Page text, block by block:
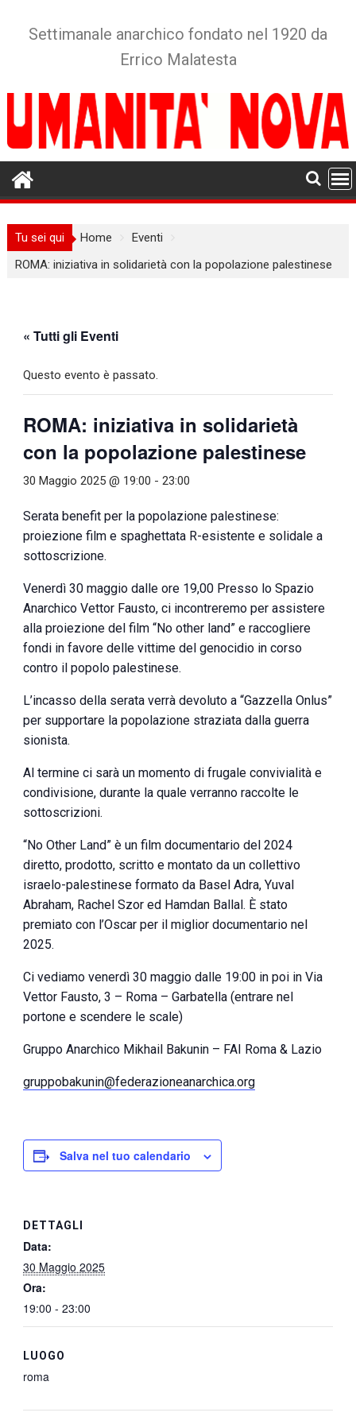
Settimanale anarchico fondato nel 1920 da
Errico Malatesta
Tu sei qui Home
Eventi
ROMA: iniziativa in solidarietà con la popolazione palestinese
« Tutti gli Eventi
Questo evento è passato.
ROMA: iniziativa in solidarietà
con la popolazione palestinese
30 Maggio 2025 @ 19:00 -23:00
Serata benefit per la popolazione palestinese:
proiezione film e spaghettata R-esistente e solidale a
sottoscrizione.
Venerdì 30 maggio dalle ore 19,00 Presso lo Spazio
Anarchico Vettor Fausto, ci incontreremo per assistere
alla proiezione del film “No other land” e raccogliere
fondi in favore delle vittime del genocidio in corso
contro il popolo palestinese.
L’incasso della serata verrà devoluto a “Gazzella Onlus”
per supportare la popolazione straziata dalla guerra
sionista.
Al termine ci sarà un momento di frugale convivialità e
condivisione, durante la quale verranno raccolte le
sottoscrizioni.
“No Other Land” è un film documentario del 2024
diretto, prodotto, scritto e montato da un collettivo
israelo-palestinese formato da Basel Adra, Yuval
Abraham, Rachel Szor ed Hamdan Ballal. È stato
premiato con l’Oscar per il miglior documentario nel
2025.
Ci vediamo venerdì 30 maggio dalle 19:00 in poi in Via
Vettor Fausto, 3 – Roma – Garbatella (entrare nel
portone e scendere le scale)
Gruppo Anarchico Mikhail Bakunin – FAI Roma & Lazio
gruppobakunin@federazioneanarchica.org
Salva nel tuo calendario
DETTAGLI
Data:
30 Maggio 2025
Ora:
19:00 - 23:00
LUOGO
roma